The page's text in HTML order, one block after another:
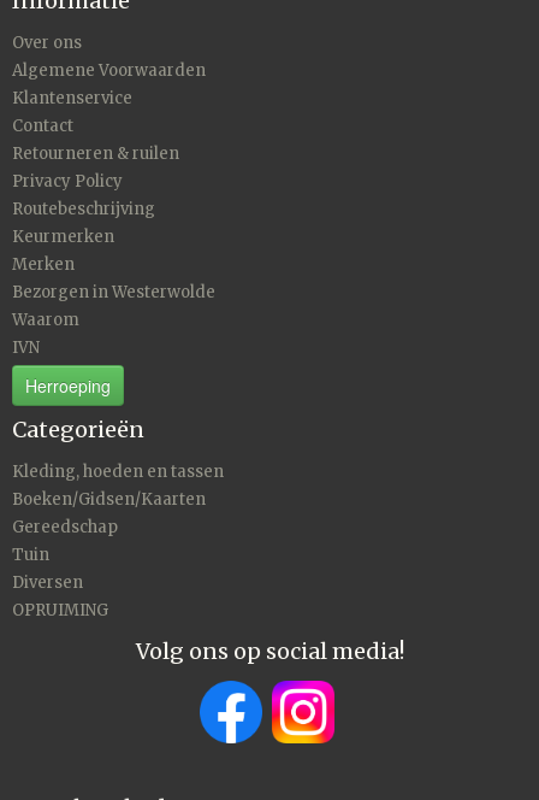
Over ons
Algemene Voorwaarden
Klantenservice
Contact
Retourneren & ruilen
Privacy Policy
Routebeschrijving
Keurmerken
Merken
Bezorgen in Westerwolde
Waarom
IVN
Herroeping
Categorieën
Kleding, hoeden en tassen
Boeken/Gidsen/Kaarten
Gereedschap
Tuin
Diversen
OPRUIMING
Volg ons op social media!